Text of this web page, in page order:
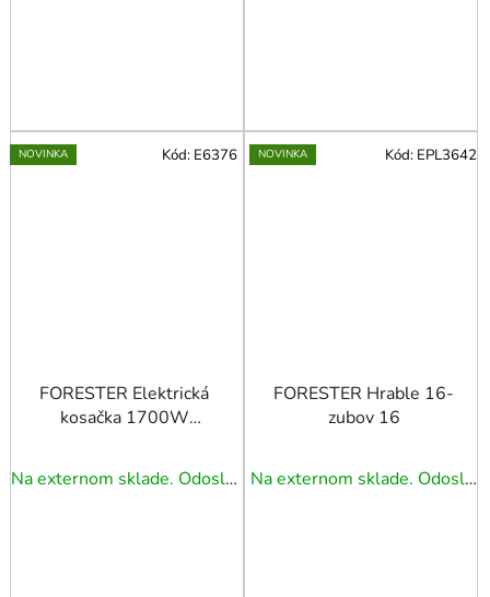
NOVINKA
FORESTER Elektrická
kosačka 1700W
Na externom sklade. Odoslanie 3 - 5 prac. dní.
Kód: E6376 NOVINKA
FORESTER Hrable 16-
zubov 16
Na externom sklade. Odoslanie 3 - 5 prac. dní.
Kód: EPL3642